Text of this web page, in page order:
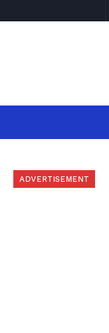
ADVERTISEMENT